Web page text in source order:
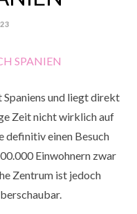
und liegt direkt
Zeit nicht wirklich auf
definitiv einen Besuch
Einwohnern zwar
Zentrum ist jedoch